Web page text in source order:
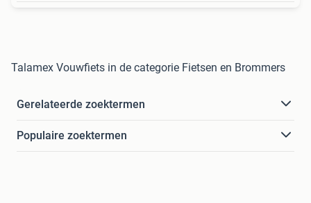
Talamex Vouwfiets in de categorie Fietsen en Brommers
Gerelateerde zoektermen
Populaire zoektermen